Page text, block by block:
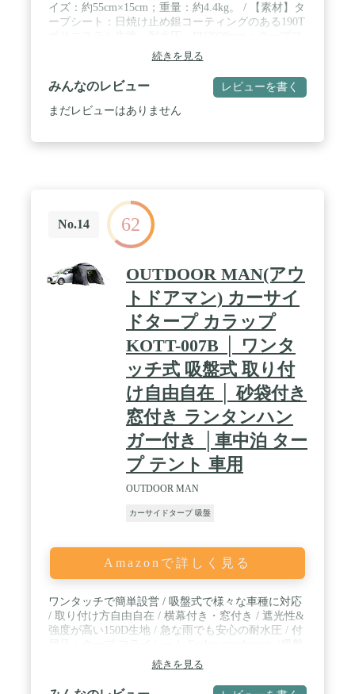
イズ：約55cm×15cm；重量：約4.4kg。 / 【素材】タ
ープシート：日焼け止め銀コーティングのある190T
レーム：ガラス繊維；タープポール：耐久性に優れ
る鋼管 / 【防水性、遮光遮熱】耐水圧3000 mmの撥
水加工を施したポリエステル生地を使用して、ター
プ本体もしっかりと縫製されているので縫い目か
ら､結構な雨でも雨漏りすることなく快適です。優
まで幅広く使えるカーサイドタープです。 後方はリ
アゲートを開けてサイドにタープを設置する事で広
い面積でアウトドアを満喫する事が出来ます。 車側
と連結してカーサイドリビングとしても使用できま
す。タープとして、キャンプ用、登山用、海辺用、
野外活動用、天台用、駐車場用、様々なところで利
用できます。圧迫感のない、新構造で広い面積を確
保した軽量タープです、5～8人に対応するスタンダ
ードなサイズです。
続きを見る
みんなのレビュー レビューを書く
まだレビューはありません
No.14 62
OUTDOOR MAN(アウ
トドアマン) カーサイ
ドタープ カラップ
KOTT-007B │ ワンタ
ッチ式 吸盤式 取り付
け自由自在 │ 砂袋付き
窓付き ランタンハン
ガー付き │車中泊 ター
プ テント 車用
OUTDOOR MAN
カーサイドタープ 吸盤
Amazonで詳しく見る
ワンタッチで簡単設営 / 吸盤式で様々な車種に対応
/ 取り付け方自由自在 / 横幕付き・窓付き / 遮光性&
強度が高い150D生地 / 急な雨でも安心の耐水圧 / 付
式取り付け）×2・キャノピーポール×2・ペグ×12.・
ロープ×2・砂袋×2・収納袋（ペグ・ロープ用）・収
納バンド×2・収納バッグ / ※砂袋は本体に装着され
続きを見る